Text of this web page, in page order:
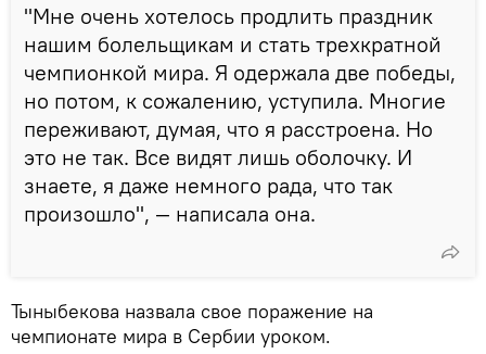
"Мне очень хотелось продлить праздник
нашим болельщикам и стать трехкратной
чемпионкой мира. Я одержала две победы,
но потом, к сожалению, уступила. Многие
переживают, думая, что я расстроена. Но
это не так. Все видят лишь оболочку. И
знаете, я даже немного рада, что так
произошло", — написала она.
Тыныбекова назвала свое поражение на
чемпионате мира в Сербии уроком.